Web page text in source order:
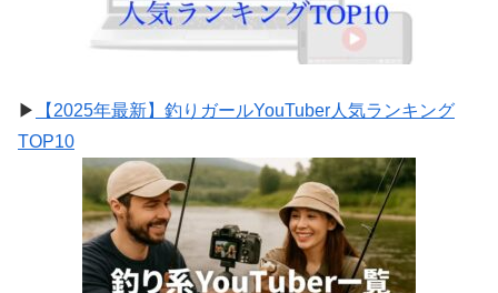
▶
【2025年最新】釣りガールYouTuber人気ランキング
TOP10